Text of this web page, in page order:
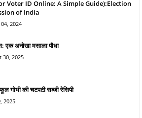
Voter ID Online: A Simple Guide):Election
of India
2024
एक अनोखा मसाला पौधा
30, 2025
गोभी की चटपटी सब्जी रेसिपी
2025